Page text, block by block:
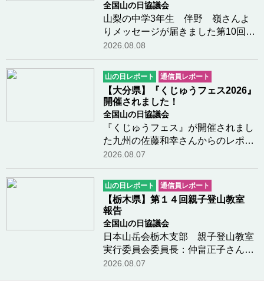
全国山の日協議会
山梨の中学3年生 伴野 嶺さんよ
りメッセージが届きました第10回山
の日全国大会が岐阜県高山市で開催
されますことを、心よりお祝い申し
上げます。今夏、私は「高校受験」
という大きな山を登っています。 毎
日勉強に励んで…つづきを読む
2026.08.08
山の日レポート 通信員レポート
【大分県】『くじゅうフェス2026』
開催されました！
全国山の日協議会
『くじゅうフェス』が開催されまし
た九州の佐藤和幸さんからのレポー
トです。今年も、大分県九重町の長
者原園地において『くじゅうフェ
ス』が開催されました。青空のも
と、多くの方々がボルダリングや鳥
の巣箱造りなどの体…つづきを読む
2026.08.07
山の日レポート 通信員レポート
【栃木県】第１４回親子登山教室
報告
全国山の日協議会
日本山岳会栃木支部 親子登山教室
実行委員会委員長：仲畠正子さんか
らのレポートです令和8年度日本山
2026.08.07